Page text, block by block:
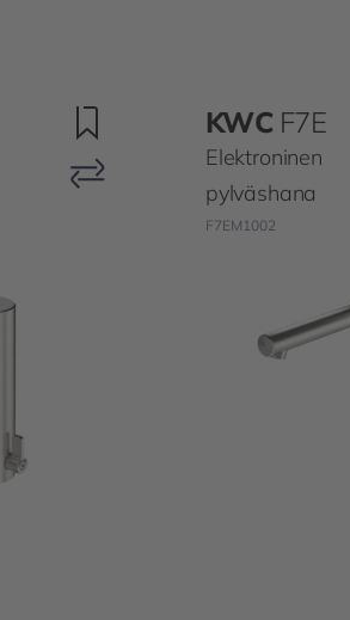
KWC F7E
Elektroninen
pylväshana
F7EM1002